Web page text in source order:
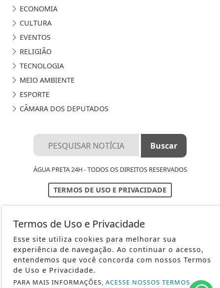
ECONOMIA
CULTURA
EVENTOS
RELIGIÃO
TECNOLOGIA
MEIO AMBIENTE
ESPORTE
CÂMARA DOS DEPUTADOS
ÁGUA PRETA 24H - TODOS OS DIREITOS RESERVADOS
TERMOS DE USO E PRIVACIDADE
SOBRE
FAQ
Termos de Uso e Privacidade
Esse site utiliza cookies para melhorar sua
experiência de navegação. Ao continuar o acesso,
entendemos que você concorda com nossos Termos
de Uso e Privacidade.
PARA MAIS INFORMAÇÕES, ACESSE NOSSOS TERMOS